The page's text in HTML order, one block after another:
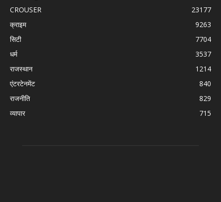
CROUSER
23177
क्राइम
9263
सिटी
7704
धर्म
3537
राजस्थान
1214
एंटरटेनमेंट
840
राजनीति
829
व्यापार
715